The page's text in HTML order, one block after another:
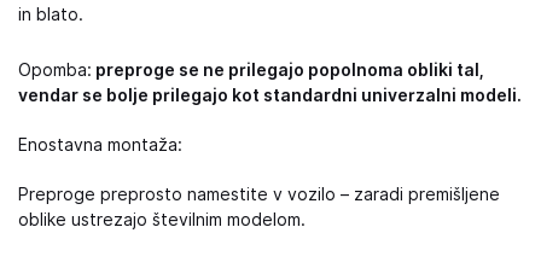
in blato.
Opomba: preproge se ne prilegajo popolnoma obliki tal,
vendar se bolje prilegajo kot standardni univerzalni modeli.
Enostavna montaža:
Preproge preprosto namestite v vozilo – zaradi premišljene
oblike ustrezajo številnim modelom.